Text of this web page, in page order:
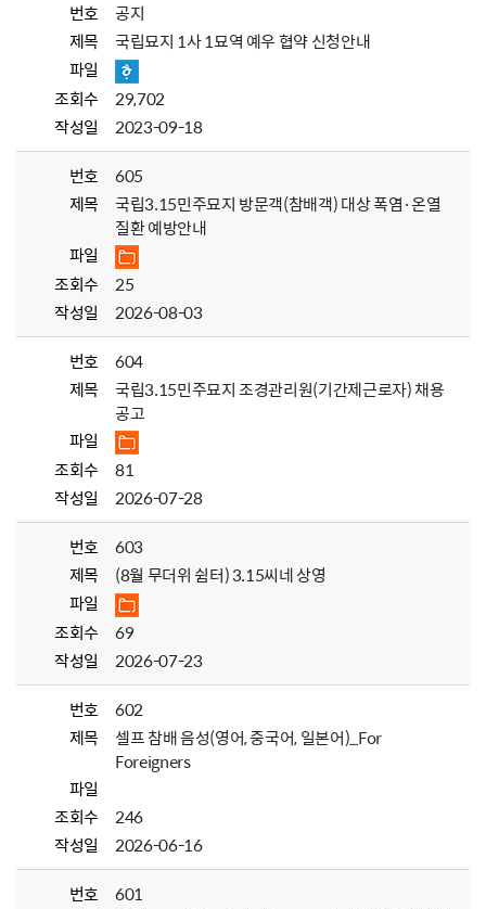
번호
공지
제목
국립묘지 1사 1묘역 예우 협약 신청안내
파일
조회수
29,702
작성일
2023-09-18
번호
605
제목
국립3.15민주묘지 방문객(참배객) 대상 폭염·온열
질환 예방안내
파일
조회수
25
작성일
2026-08-03
번호
604
제목
국립3.15민주묘지 조경관리원(기간제근로자) 채용
공고
파일
조회수
81
작성일
2026-07-28
번호
603
제목
(8월 무더위 쉼터) 3.15씨네 상영
파일
조회수
69
작성일
2026-07-23
번호
602
제목
셀프 참배 음성(영어, 중국어, 일본어)_For
Foreigners
파일
조회수
246
작성일
2026-06-16
번호
601